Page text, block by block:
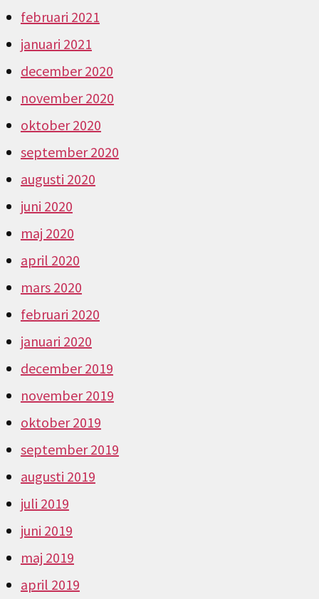
februari 2021
januari 2021
december 2020
november 2020
oktober 2020
september 2020
augusti 2020
juni 2020
maj 2020
april 2020
mars 2020
februari 2020
januari 2020
december 2019
november 2019
oktober 2019
september 2019
augusti 2019
juli 2019
juni 2019
maj 2019
april 2019